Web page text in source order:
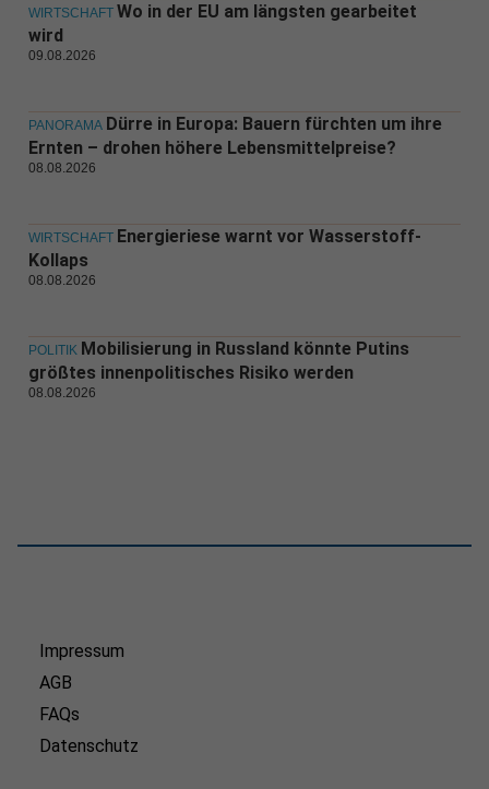
WIRTSCHAFT Wo in der EU am längsten gearbeitet
wird
09.08.2026
PANORAMA Dürre in Europa: Bauern fürchten um ihre
Ernten – drohen höhere Lebensmittelpreise?
08.08.2026
WIRTSCHAFT Energieriese warnt vor Wasserstoff-
Kollaps
08.08.2026
POLITIK Mobilisierung in Russland könnte Putins
größtes innenpolitisches Risiko werden
08.08.2026
Impressum
AGB
FAQs
Datenschutz